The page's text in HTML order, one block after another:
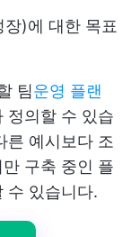
)에 대한 목표
팀운영 플랜
정의할 수 있습
른 예시보다 조
구축 중인 플
수 있습니다.